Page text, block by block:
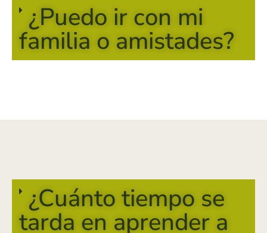
¿Puedo ir con mi
familia o amistades?
¿Cuánto tiempo se
tarda en aprender a